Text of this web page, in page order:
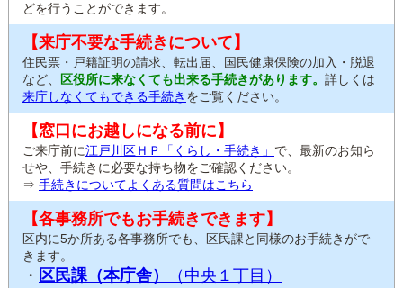
どを行うことができます。
【来庁不要な手続きについて】
住民票・戸籍証明の請求、転出届、国民健康保険の加入・脱退
など、
区役所に来なくても出来る手続きがあります。 詳しくは
来庁しなくてもできる手続き をご覧ください。
【窓口にお越しになる前に】
ご来庁前に江戸川区ＨＰ「くらし・手続き」 で、最新のお知ら
せや、手続きに必要な持ち物をご確認ください。
⇒ 手続きについてよくある質問はこちら
【各事務所でもお手続きできます】
区内に5か所ある各事務所でも、区民課と同様のお手続きがで
きます。
・ 区民課（本庁舎）
（中央１丁目）